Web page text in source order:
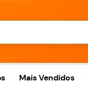
Mais Vendidos